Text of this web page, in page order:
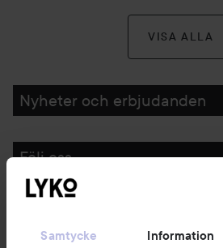
Samtycke Information
VISA ALLA
Nyheter och erbjudanden
Följ oss